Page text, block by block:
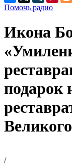
Помочь радио
Икона
подарок
/